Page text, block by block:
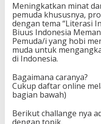
u
r
Meningkatkan minat
pemuda khususnya,
dengan tema “Literasi
Biuus Indonesia
Pemuda/i yang hobi
muda untuk
di Indonesia.
Bagaimana caranya?
Cukup daftar online
bagian bawah)
Berikut challange nya